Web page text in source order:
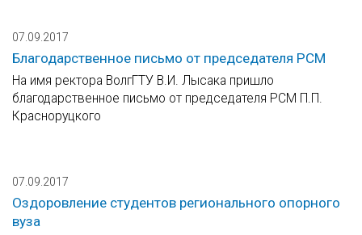
07.09.2017
Благодарственное письмо от председателя РСМ
На имя ректора ВолгГТУ В.И. Лысака пришло
благодарственное письмо от председателя РСМ П.П.
Красноруцкого
07.09.2017
Оздоровление студентов регионального опорного
вуза